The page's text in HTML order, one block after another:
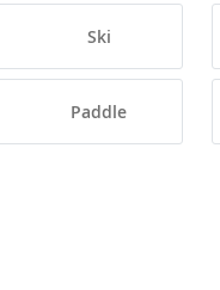
Ski
Paddle